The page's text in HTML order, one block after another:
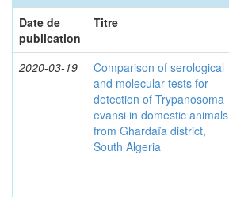
Date de
publication
Titre
2020-03-19
Comparison of serological
and molecular tests for
detection of Trypanosoma
evansi in domestic animals
from Ghardaïa district,
South Algeria